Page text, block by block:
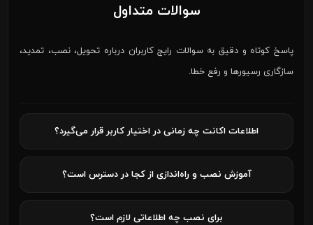
سوالات متداول
پاسخ کوتاه و دقیق به سوالات رایج کاربران درباره تحویل، نصب، تمدید،
سازگاری رسیورها و رفع خطا.
اطلاعات اکانت چه زمانی در اختیار کاربر قرار می‌گیرد؟
آموزش نصب و راه‌اندازی از کجا در دسترس است؟
برای نصب چه اطلاعاتی لازم است؟